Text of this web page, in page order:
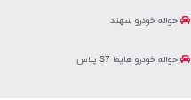
حواله خودرو سهند
حواله خودرو هایما S7 پلاس